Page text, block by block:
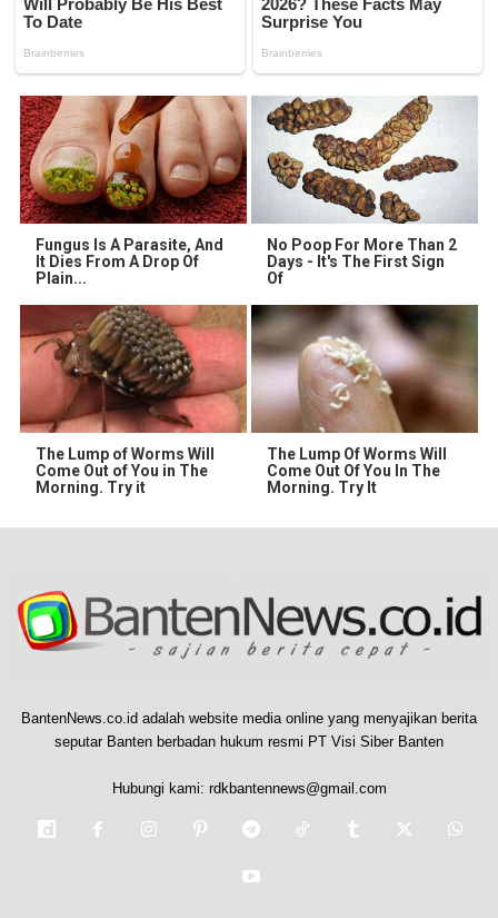
Fungus Is A Parasite, And
It Dies From A Drop Of
Plain...
No Poop For More Than 2
Days - It's The First Sign
Of
The Lump of Worms Will
Come Out of You in The
Morning. Try it
The Lump Of Worms Will
Come Out Of You In The
Morning. Try It
BantenNews.co.id adalah website media online yang menyajikan berita
seputar Banten berbadan hukum resmi PT Visi Siber Banten
Hubungi kami: rdkbantennews@gmail.com